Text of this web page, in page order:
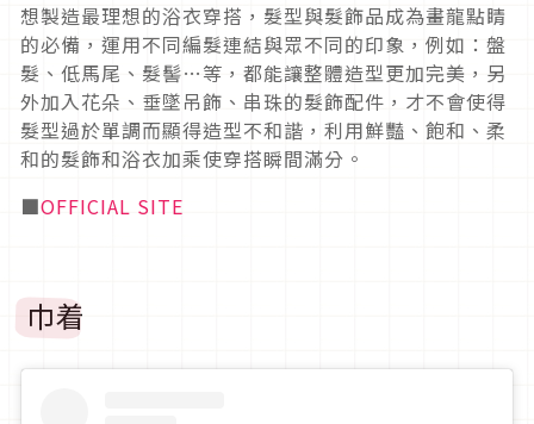
想製造最理想的浴衣穿搭，髮型與髮飾品成為畫龍點睛
的必備，運用不同編髮連結與眾不同的印象，例如：盤
髮、低馬尾、髮髻…等，都能讓整體造型更加完美，另
外加入花朵、垂墜吊飾、串珠的髮飾配件，才不會使得
髮型過於單調而顯得造型不和諧，利用鮮豔、飽和、柔
和的髮飾和浴衣加乘使穿搭瞬間滿分。
■OFFICIAL SITE
巾着